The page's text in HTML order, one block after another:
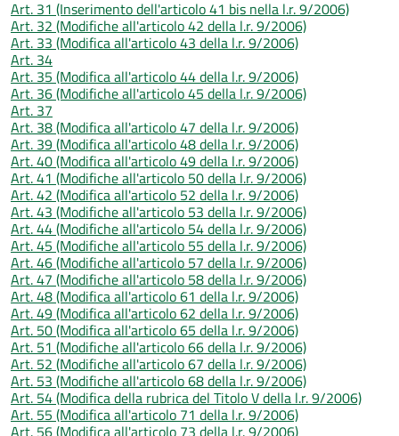
Art. 31 (Inserimento dell'articolo 41 bis nella l.r. 9/2006)
Art. 32 (Modifiche all'articolo 42 della l.r. 9/2006)
Art. 33 (Modifica all'articolo 43 della l.r. 9/2006)
Art. 34
Art. 35 (Modifica all'articolo 44 della l.r. 9/2006)
Art. 36 (Modifiche all'articolo 45 della l.r. 9/2006)
Art. 37
Art. 38 (Modifica all'articolo 47 della l.r. 9/2006)
Art. 39 (Modifica all'articolo 48 della l.r. 9/2006)
Art. 40 (Modifica all'articolo 49 della l.r. 9/2006)
Art. 41 (Modifiche all'articolo 50 della l.r. 9/2006)
Art. 42 (Modifica all'articolo 52 della l.r. 9/2006)
Art. 43 (Modifiche all'articolo 53 della l.r. 9/2006)
Art. 44 (Modifiche all'articolo 54 della l.r. 9/2006)
Art. 45 (Modifiche all'articolo 55 della l.r. 9/2006)
Art. 46 (Modifiche all'articolo 57 della l.r. 9/2006)
Art. 47 (Modifiche all'articolo 58 della l.r. 9/2006)
Art. 48 (Modifica all'articolo 61 della l.r. 9/2006)
Art. 49 (Modifica all'articolo 62 della l.r. 9/2006)
Art. 50 (Modifica all'articolo 65 della l.r. 9/2006)
Art. 51 (Modifiche all'articolo 66 della l.r. 9/2006)
Art. 52 (Modifiche all'articolo 67 della l.r. 9/2006)
Art. 53 (Modifiche all'articolo 68 della l.r. 9/2006)
Art. 54 (Modifica della rubrica del Titolo V della l.r. 9/2006)
Art. 55 (Modifica all'articolo 71 della l.r. 9/2006)
Art. 56 (Modifica all'articolo 73 della l.r. 9/2006)